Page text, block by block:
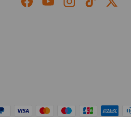
FacebookYouTubeInstagramTikTokTwitter